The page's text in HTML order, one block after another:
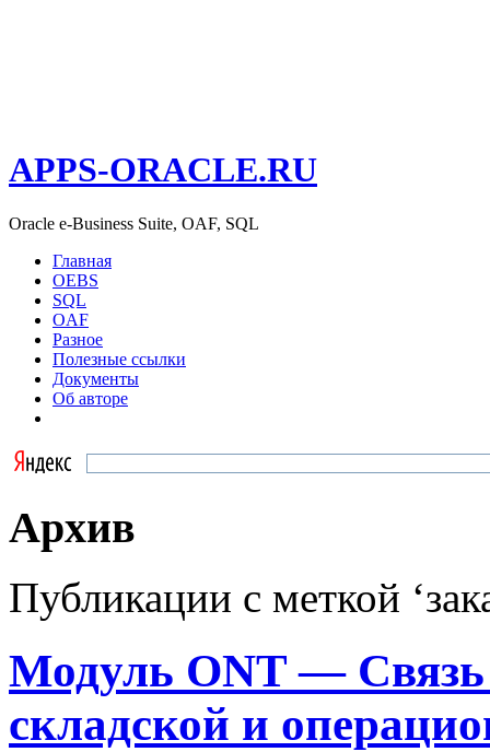
APPS-ORACLE.RU
Oracle e-Business Suite, OAF, SQL
Главная
OEBS
SQL
OAF
Разное
Полезные ссылки
Документы
Об авторе
Архив
Публикации с меткой
Модуль ONT — Связь
складской и